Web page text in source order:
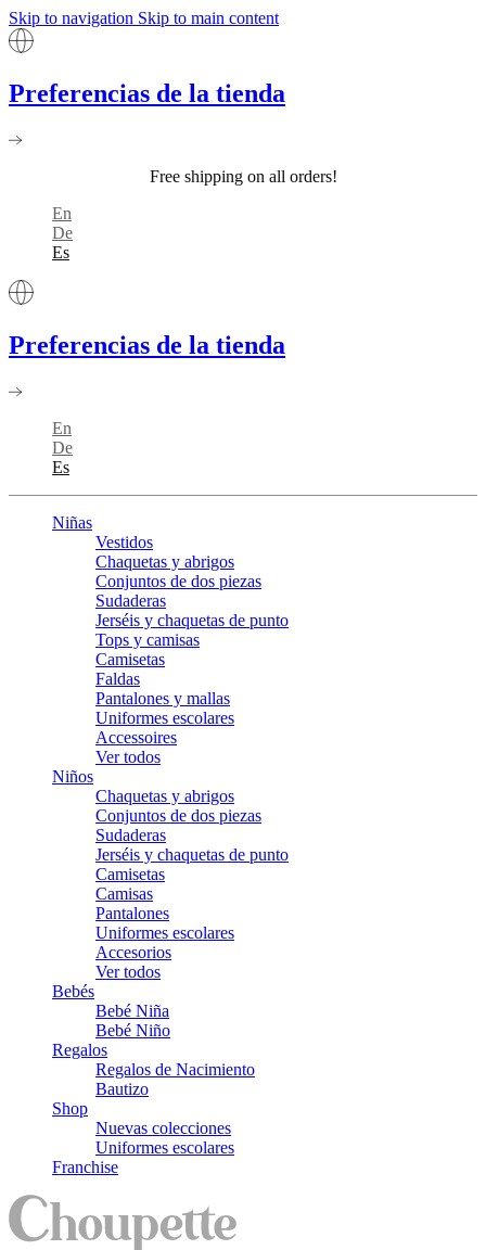
Skip to navigation Skip to main content
Preferencias de la tienda
Free shipping on all orders!
En
De
Es
Preferencias de la tienda
En
De
Es
Niñas
Vestidos
Chaquetas y abrigos
Conjuntos de dos piezas
Sudaderas
Jerséis y chaquetas de punto
Tops y camisas
Camisetas
Faldas
Pantalones y mallas
Uniformes escolares
Accessoires
Ver todos
Niños
Chaquetas y abrigos
Conjuntos de dos piezas
Sudaderas
Jerséis y chaquetas de punto
Camisetas
Camisas
Pantalones
Uniformes escolares
Accesorios
Ver todos
Bebés
Bebé Niña
Bebé Niño
Regalos
Regalos de Nacimiento
Bautizo
Shop
Nuevas colecciones
Uniformes escolares
Franchise